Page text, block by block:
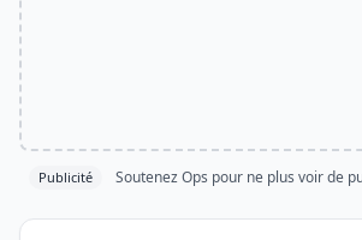
Publicité Soutenez Ops pour ne plus voir de